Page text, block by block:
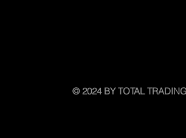
© 2024 BY TOTAL TRADING